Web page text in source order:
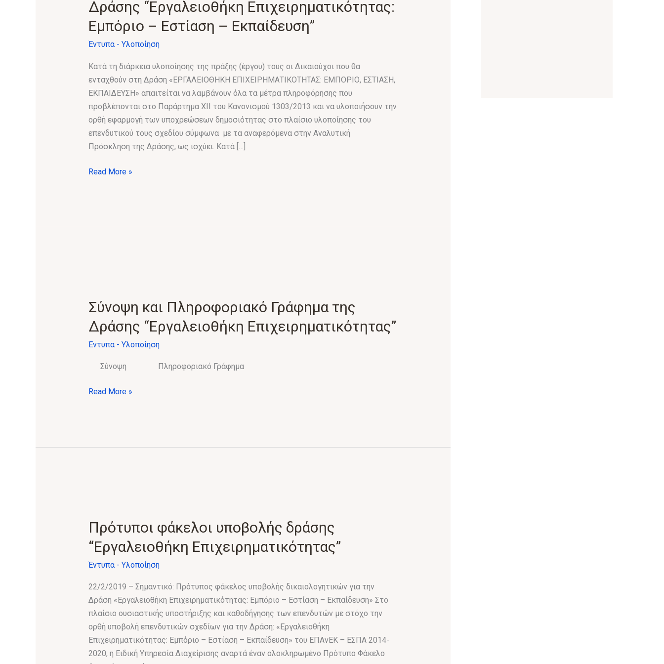
Δράσης “Εργαλειοθήκη Επιχειρηματικότητας:
Εμπόριο – Εστίαση – Εκπαίδευση”
Έντυπα - Υλοποίηση
Κατά τη διάρκεια υλοποίησης της πράξης (έργου) τους οι Δικαιούχοι που θα
ενταχθούν στη Δράση «ΕΡΓΑΛΕΙΟΘΗΚΗ ΕΠΙΧΕΙΡΗΜΑΤΙΚΟΤΗΤΑΣ: ΕΜΠΟΡΙΟ, ΕΣΤΙΑΣΗ,
ΕΚΠΑΙΔΕΥΣΗ» απαιτείται να λαμβάνουν όλα τα μέτρα πληροφόρησης που
προβλέπονται στο Παράρτημα XII του Κανονισμού 1303/2013 και να υλοποιήσουν την
ορθή εφαρμογή των υποχρεώσεων δημοσιότητας στο πλαίσιο υλοποίησης του
επενδυτικού τους σχεδίου σύμφωνα με τα αναφερόμενα στην Αναλυτική
Πρόσκληση της Δράσης, ως ισχύει. Kατά […]
Δράσης
“Εργαλειοθήκη
Επιχειρηματικότητας:
Εμπόριο
–
Εστίαση
–
Εκπαίδευση”
Read More »
Σύνοψη και Πληροφοριακό Γράφημα της
Δράσης “Εργαλειοθήκη Επιχειρηματικότητας”
Έντυπα - Υλοποίηση
Σύνοψη Πληροφοριακό Γράφημα
Πληροφοριακό
της
Δράσης
Επιχειρηματικότητας”
Read More »
Πρότυποι φάκελοι υποβολής δράσης
“Εργαλειοθήκη Επιχειρηματικότητας”
Έντυπα - Υλοποίηση
22/2/2019 – Σημαντικό: Πρότυπος φάκελος υποβολής δικαιολογητικών για την
Δράση «Εργαλειοθήκη Επιχειρηματικότητας: Εμπόριο – Εστίαση – Εκπαίδευση» Στο
πλαίσιο ουσιαστικής υποστήριξης και καθοδήγησης των επενδυτών με στόχο την
ορθή υποβολή επενδυτικών σχεδίων για την Δράση: «Εργαλειοθήκη
Επιχειρηματικότητας: Εμπόριο – Εστίαση – Εκπαίδευση» του ΕΠΑνΕΚ – ΕΣΠΑ 2014-
2020, η Ειδική Υπηρεσία Διαχείρισης αναρτά έναν ολοκληρωμένο Πρότυπο Φάκελο
υποβολής
δράσης
“Εργαλειοθήκη
Επιχειρηματικότητας”